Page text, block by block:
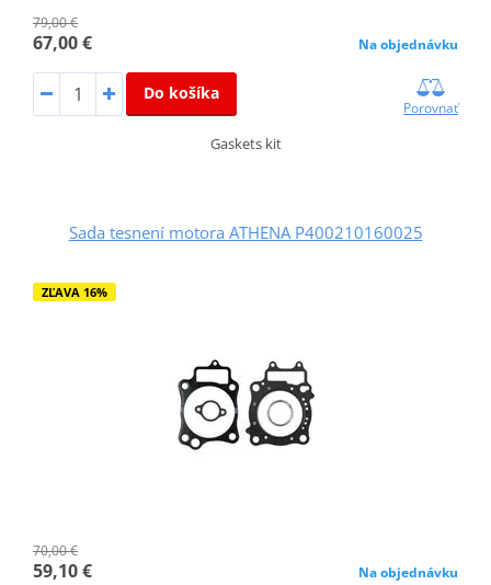
79,00 €
67,00 € Na objednávku
Do košíka
Porovnať
Gaskets kit
Sada tesnení motora ATHENA P400210160025
ZĽAVA 16%
70,00 €
59,10 € Na objednávku